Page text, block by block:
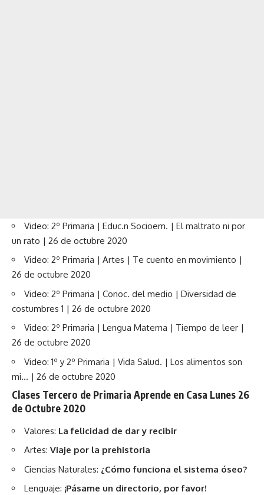
Video: 2º Primaria | Educ.n Socioem. | El maltrato ni por
un rato | 26 de octubre 2020
Video: 2º Primaria | Artes | Te cuento en movimiento |
26 de octubre 2020
Video: 2º Primaria | Conoc. del medio | Diversidad de
costumbres 1 | 26 de octubre 2020
Video: 2º Primaria | Lengua Materna | Tiempo de leer |
26 de octubre 2020
Video: 1º y 2º Primaria | Vida Salud. | Los alimentos son
mi… | 26 de octubre 2020
Clases Tercero de Primaria Aprende en Casa Lunes 26
de Octubre 2020
Valores: La felicidad de dar y recibir
Artes: Viaje por la prehistoria
Ciencias Naturales: ¿Cómo funciona el sistema óseo?
Lenguaje: ¡Pásame un directorio, por favor!